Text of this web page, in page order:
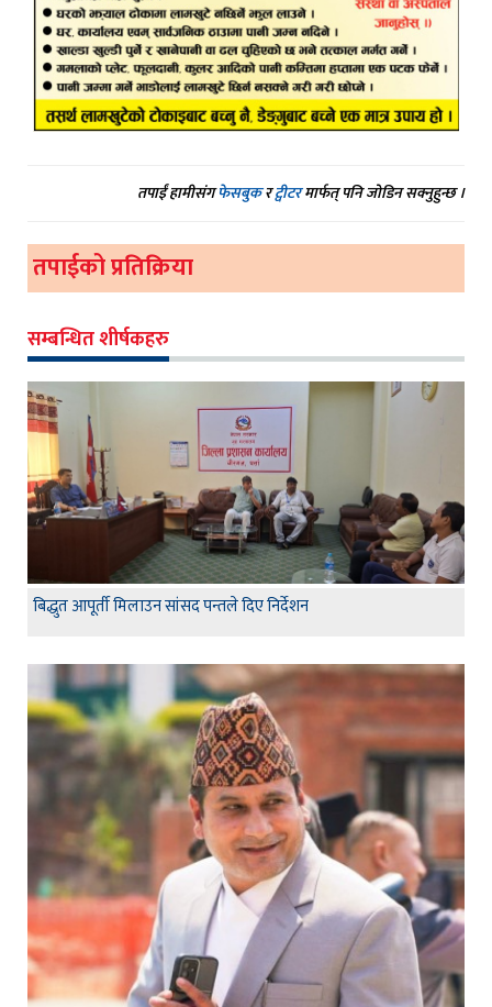
तपाईं हामीसंगफेसबुकरट्वीटरमार्फत् पनि जोडिन सक्नुहुन्छ ।
तपाईको प्रतिक्रिया
सम्बन्धित शीर्षकहरु
बिद्धुत आपूर्ती मिलाउन सांसद पन्तले दिए निर्देशन